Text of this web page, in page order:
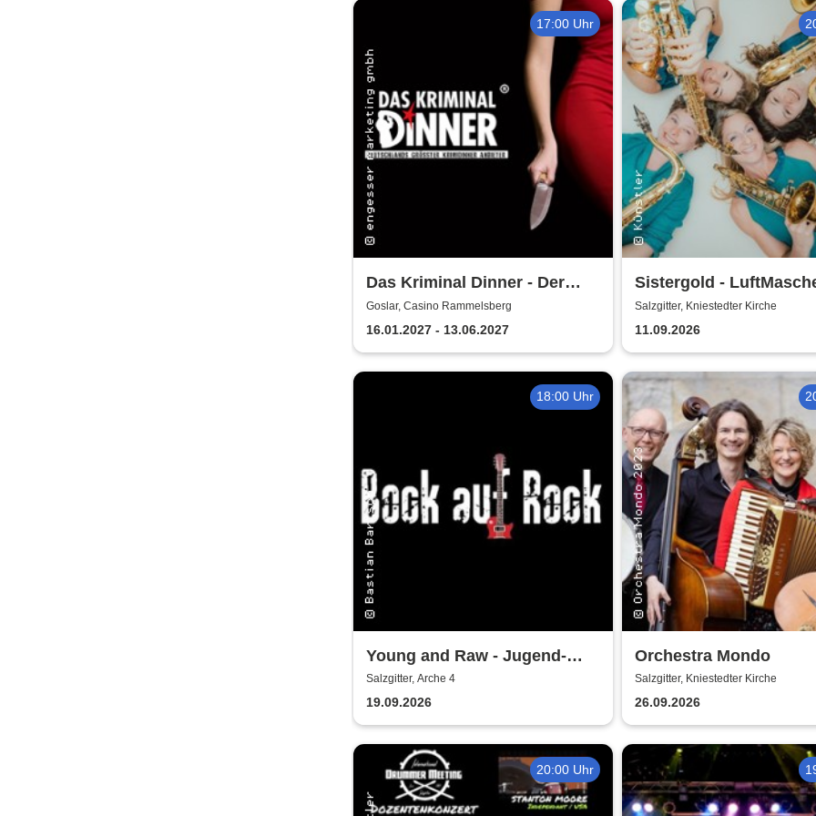
17:00 Uhr
Das Kriminal Dinner - Der
Polterabendkiller
Goslar, Casino Rammelsberg
16.01.2027 - 13.06.2027
Sistergold -
Salzgitter, Kniestedter Kirche
11.09.2026
18:00 Uhr
Young and Raw - Jugend-
Konzert
Salzgitter, Arche 4
19.09.2026
Orchestra Mondo
Salzgitter, Kniestedter Kirche
26.09.2026
20:00 Uhr